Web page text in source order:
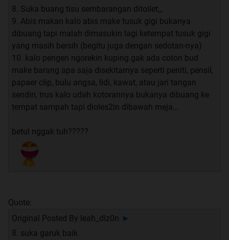
8. Suka buang tisu sembarangan ditoilet,,,
9. Abis makan kalo abis make tusuk gigi bukanya
dibuang tapi malah dimasukin lagi ketempat tusuk gigi
yang masih bersih (begitu juga dengan sedotan-nya)
10. kalo pengen ngorekin kuping gak ada coton bud
make barang apa saja disekitarnya seperti peniti, pensil,
papaer clip, bulu angsa, lidi, kawat, atau jari tangan
sendiri, trus kalo udah kotorannya bukanya dibuang ke
tempat sampah tapi dioles2in dibawah meja...
betul nggak tuh?????
Quote:
Original Posted By leah_dlz0n ►
8. suka garuk baik